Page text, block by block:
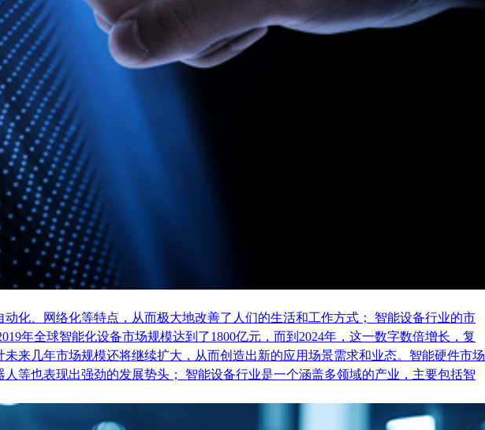
化、网络化等特点，从而极大地改善了人们的生活和工作方式； 智能设备行业的市
年全球智能化设备市场规模达到了1800亿元，而到2024年，这一数字数倍增长，复
来几年市场规模还将继续扩大，从而创造出新的应用场景需求和业态。智能硬件市场
等也表现出强劲的发展势头； 智能设备行业是一个涵盖多领域的产业，主要包括智